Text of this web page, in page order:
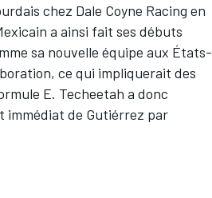
chez Dale Coyne Racing en
a ainsi fait ses débuts
sa nouvelle équipe aux États-
ce qui impliquerait des
E. Techeetah a donc
immédiat de Gutiérrez par